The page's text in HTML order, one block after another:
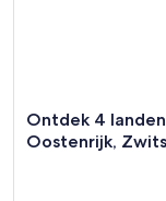
Ontdek 4
Oostenrijk,